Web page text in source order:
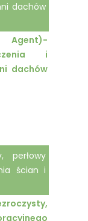
dachów
Agent)-
i
dachów
perłowy
ścian i